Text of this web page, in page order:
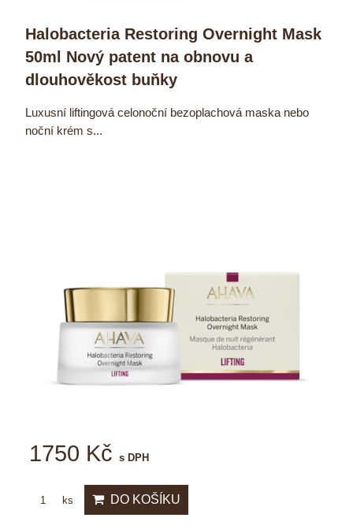
Halobacteria Restoring Overnight Mask
50ml Nový patent na obnovu a
dlouhověkost buňky
Luxusní liftingová celonoční bezoplachová maska nebo
noční krém s...
1750 Kč s DPH
ks DO KOŠÍKU